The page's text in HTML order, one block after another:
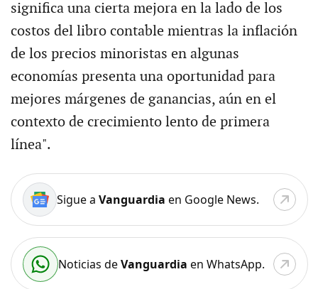
significa una cierta mejora en la lado de los
costos del libro contable mientras la inflación
de los precios minoristas en algunas
economías presenta una oportunidad para
mejores márgenes de ganancias, aún en el
contexto de crecimiento lento de primera
línea".
Sigue a Vanguardia en Google News.
Noticias deVanguardia en WhatsApp.